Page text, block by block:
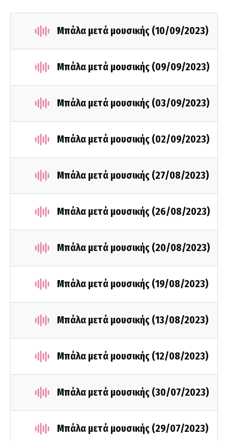
Μπάλα μετά μουσικής (10/09/2023)
Μπάλα μετά μουσικής (09/09/2023)
Μπάλα μετά μουσικής (03/09/2023)
Μπάλα μετά μουσικής (02/09/2023)
Μπάλα μετά μουσικής (27/08/2023)
Μπάλα μετά μουσικής (26/08/2023)
Μπάλα μετά μουσικής (20/08/2023)
Μπάλα μετά μουσικής (19/08/2023)
Μπάλα μετά μουσικής (13/08/2023)
Μπάλα μετά μουσικής (12/08/2023)
Μπάλα μετά μουσικής (30/07/2023)
Μπάλα μετά μουσικής (29/07/2023)